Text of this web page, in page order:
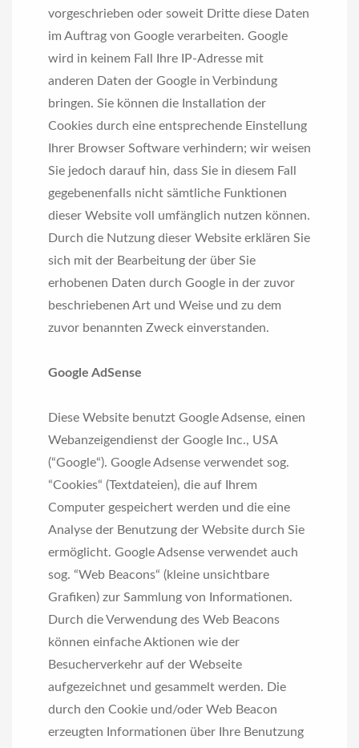
vorgeschrieben oder soweit Dritte diese Daten
im Auftrag von Google verarbeiten. Google
wird in keinem Fall Ihre IP-Adresse mit
anderen Daten der Google in Verbindung
bringen. Sie können die Installation der
Cookies durch eine entsprechende Einstellung
Ihrer Browser Software verhindern; wir weisen
Sie jedoch darauf hin, dass Sie in diesem Fall
gegebenenfalls nicht sämtliche Funktionen
dieser Website voll umfänglich nutzen können.
Durch die Nutzung dieser Website erklären Sie
sich mit der Bearbeitung der über Sie
erhobenen Daten durch Google in der zuvor
beschriebenen Art und Weise und zu dem
zuvor benannten Zweck einverstanden.
Google AdSense
Diese Website benutzt Google Adsense, einen
Webanzeigendienst der Google Inc., USA
(“Google“). Google Adsense verwendet sog.
“Cookies“ (Textdateien), die auf Ihrem
Computer gespeichert werden und die eine
Analyse der Benutzung der Website durch Sie
ermöglicht. Google Adsense verwendet auch
sog. “Web Beacons“ (kleine unsichtbare
Grafiken) zur Sammlung von Informationen.
Durch die Verwendung des Web Beacons
können einfache Aktionen wie der
Besucherverkehr auf der Webseite
aufgezeichnet und gesammelt werden. Die
durch den Cookie und/oder Web Beacon
erzeugten Informationen über Ihre Benutzung